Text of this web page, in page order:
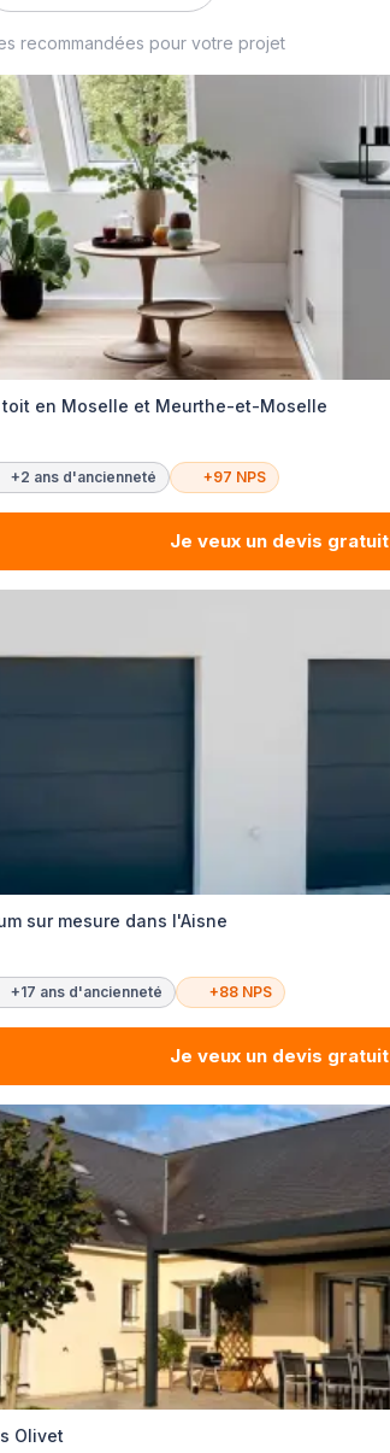
recommandées pour votre projet
en Moselle et Meurthe-et-Moselle
+2 ans d'ancienneté +97 NPS
Je veux un devis gratuit
sur mesure dans l'Aisne
+17 ans d'ancienneté +88 NPS
Je veux un devis gratuit
Olivet